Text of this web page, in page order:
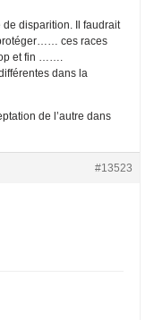
de disparition. Il faudrait
ces races
et fin …….
dans la
de l’autre dans
#13523